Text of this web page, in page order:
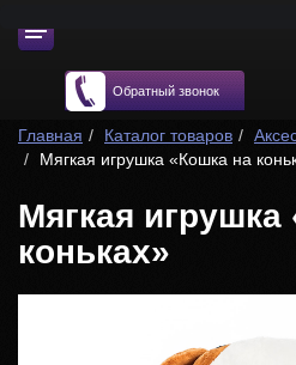
Обратный звонок
Главная Каталог товаров
Мягкая игрушка «Кошка на
Мягкая
коньках»